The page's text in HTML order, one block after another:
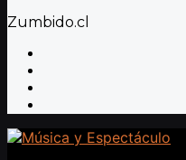
Zumbido.cl